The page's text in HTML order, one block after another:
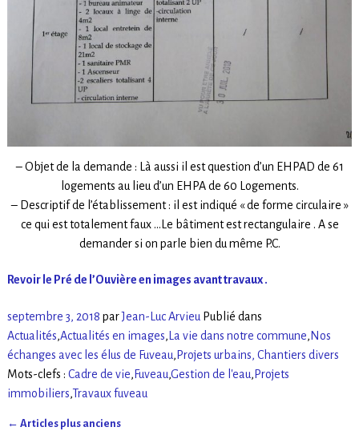
– Objet de la demande : Là aussi il est question d’un EHPAD de 61
logements au lieu d’un EHPA de 60 Logements.
– Descriptif de l’établissement : il est indiqué « de forme circulaire »
ce qui est totalement faux …Le bâtiment est rectangulaire . A se
demander si on parle bien du même P.C.
Revoir le Pré de l’Ouvière en images avant travaux .
septembre 3, 2018 parJean-Luc Arvieu Publié dans
Actualités,Actualités en images, La vie dans notre commune, Nos
échanges avec les élus de Fuveau, Projets urbains, Chantiers divers
Mots-clefs : Cadre de vie, Fuveau,Gestion de l'eau, Projets
immobiliers,Travaux fuveau
← Articles plus anciens